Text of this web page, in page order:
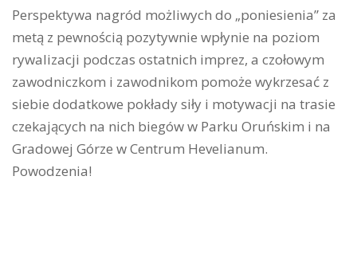
Perspektywa nagród możliwych do „poniesienia” za
metą z pewnością pozytywnie wpłynie na poziom
rywalizacji podczas ostatnich imprez, a czołowym
zawodniczkom i zawodnikom pomoże wykrzesać z
siebie dodatkowe pokłady siły i motywacji na trasie
czekających na nich biegów w Parku Oruńskim i na
Gradowej Górze w Centrum Hevelianum.
Powodzenia!